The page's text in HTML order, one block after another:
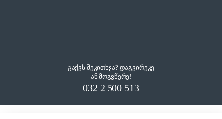
გაქვს შეკითხვა? დაგვირეკე
ან მოგვწერე!
032 2 500 513